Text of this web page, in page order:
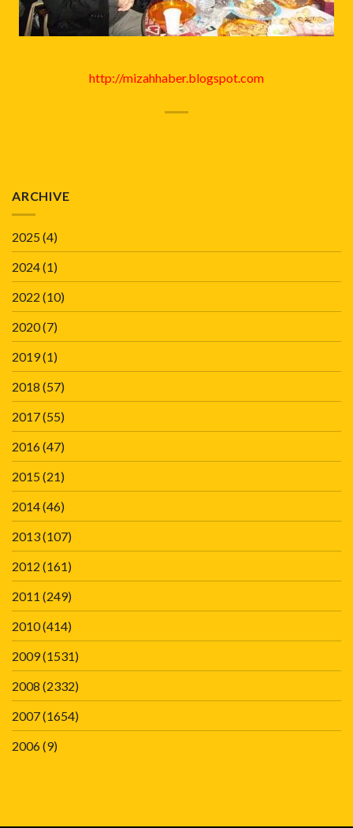
http://mizahhaber.blogspot.com
ARCHIVE
2025(4)
2024(1)
2022 (10)
2020(7)
2019(1)
2018 (57)
2017(55)
2016(47)
2015(21)
2014(46)
2013(107)
2012 (161)
2011 (249)
2010(414)
2009(1531)
2008 (2332)
2007(1654)
2006(9)